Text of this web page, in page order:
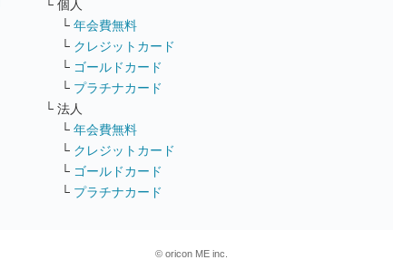
└ 個人
└ 年会費無料
└ クレジットカード
└ ゴールドカード
└ プラチナカード
└ 法人
└ 年会費無料
└ クレジットカード
└ ゴールドカード
└ プラチナカード
© oricon ME inc.